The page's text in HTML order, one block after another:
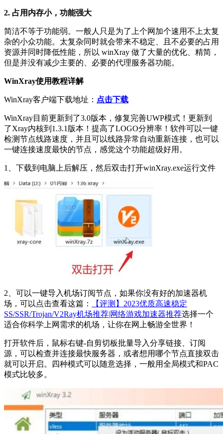
2. 占用内存小，功能强大
简洁不等于功能弱。一般人只是为了上个网加个速用不上太复
杂的小众功能。太复杂同时就会带来不稳定、且不必要的占用
资源并同时降低性能，所以 winXray 做了大量的优化、精简，
但是并没有减少主要的、必要的代理服务器功能。
WinXray使用教程详解
WinXray客户端下载地址： 点击下载
WinXray目前更新到了3.0版本，修复完善UWP模式！更新到
了Xray内核到1.3.1版本！提高了LOGO分辨率！软件可以一键
检测节点线路速度，并且可以线路异常自动重新连接，也可以
一键连接速度最快的节点，感觉这个功能超级好用。
1、下载到电脑上后解压，然后双击打开winXray.exe运行文件
2、可以一键导入机场订阅节点，如果你没有好的加速器机
场，可以点击查看这篇：
【评测】2023优质高速稳定
SS/SSR/Trojan/V2Ray机场推荐|网络游戏加速器推荐选择一个
适合你科学上网需求的机场，让你在网上畅游全世界！
打开软件后，鼠标右键-自剪切板批量导入分享链接、订阅
源，可以检查并连接最快服务器，或者想用哪个节点直接双击
就可以开启。四种模式可以随意选择，一般用全局模式和PAC
模式比较多。